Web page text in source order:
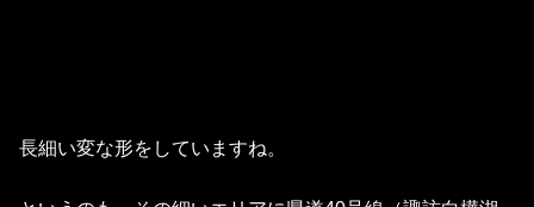
長細い変な形をしていますね。